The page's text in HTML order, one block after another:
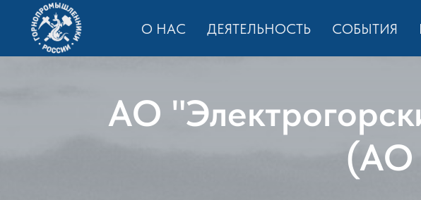
О НАС ДЕЯТЕЛЬНОСТЬ СОБЫТИЯ
АО
(АО